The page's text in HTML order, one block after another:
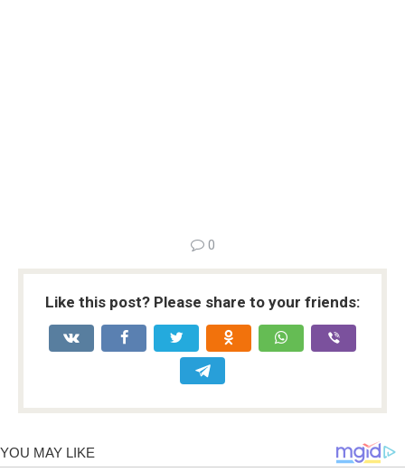
0
Like this post? Please share to your friends: